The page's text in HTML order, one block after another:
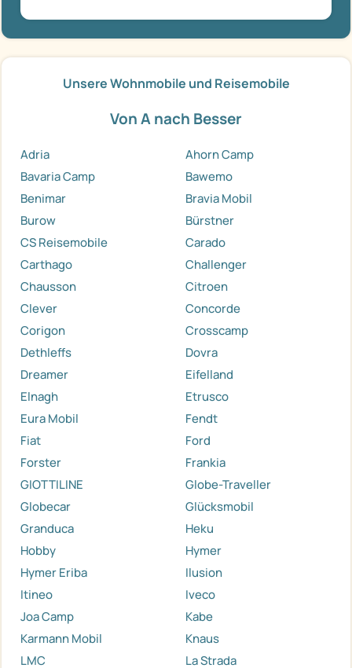
Unsere Wohnmobile und Reisemobile
Von A nach Besser
Adria
Ahorn Camp
Bavaria Camp
Bawemo
Benimar
Bravia Mobil
Burow
Bürstner
CS Reisemobile
Carado
Carthago
Challenger
Chausson
Citroen
Clever
Concorde
Corigon
Crosscamp
Dethleffs
Dovra
Dreamer
Eifelland
Elnagh
Etrusco
Eura Mobil
Fendt
Fiat
Ford
Forster
Frankia
GIOTTILINE
Globe-Traveller
Globecar
Glücksmobil
Granduca
Heku
Hobby
Hymer
Hymer Eriba
Ilusion
Itineo
Iveco
Joa Camp
Kabe
Karmann Mobil
Knaus
LMC
La Strada